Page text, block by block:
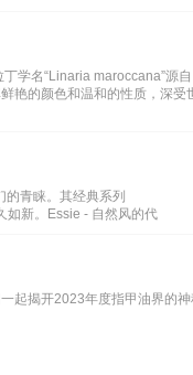
学名“Linaria maroccana”源自
艳的颜色和温和的性质，深受
青睐。其经典系列
如新。Essie - 自然风的代
起揭开2023年度指甲油界的